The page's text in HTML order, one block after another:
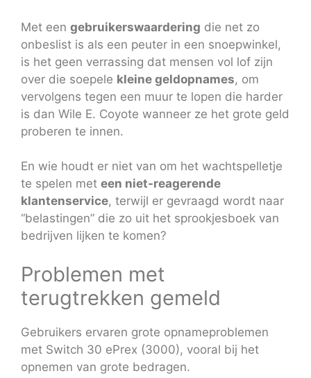
Met een gebruikerswaardering die net zo
onbeslist is als een peuter in een snoepwinkel,
is het geen verrassing dat mensen vol lof zijn
over die soepele kleine geldopnames, om
vervolgens tegen een muur te lopen die harder
is dan Wile E. Coyote wanneer ze het grote geld
proberen te innen.
En wie houdt er niet van om het wachtspelletje
te spelen met een niet-reagerende
klantenservice, terwijl er gevraagd wordt naar
“belastingen” die zo uit het sprookjesboek van
bedrijven lijken te komen?
Problemen met
terugtrekken gemeld
Gebruikers ervaren grote opnameproblemen
met Switch 30 ePrex (3000), vooral bij het
opnemen van grote bedragen.